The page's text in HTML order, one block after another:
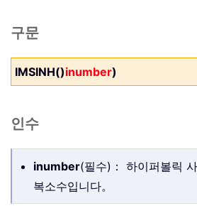
구문
IMSINH()inumber)
인수
inumber(필수)： 하이퍼볼릭
복소수입니다。